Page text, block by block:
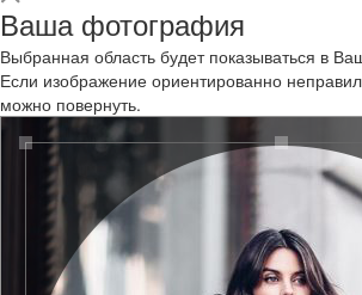
Ваша фотография
Выбранная область будет показываться в
Если изображение ориентированно
можно повернуть.